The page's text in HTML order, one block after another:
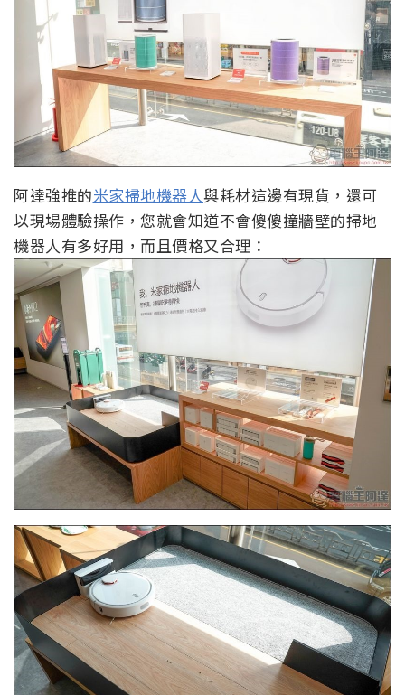
阿達強推的米家掃地機器人與耗材這邊有現貨，還可
以現場體驗操作，您就會知道不會傻傻撞牆壁的掃地
機器人有多好用，而且價格又合理：